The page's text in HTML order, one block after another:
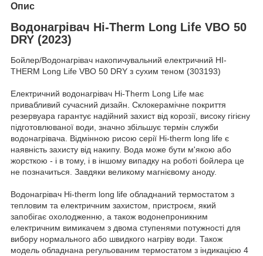
Опис
Водонагрівач Hi-Therm Long Life VBO 50
DRY (2023)
Бойлер/Водонагрівач накопичувальний електричний HI-
THERM Long Life VBO 50 DRY з сухим теном (303193)
Електричний водонагрівач Hi-Therm Long Life має
привабливий сучасний дизайн. Склокерамічне покриття
резервуара гарантує надійний захист від корозії, високу гігієну
підготовлюваної води, значно збільшує термін служби
водонагрівача. Відмінною рисою серії Hi-therm long life є
наявність захисту від накипу. Вода може бути м'якою або
жорсткою - і в тому, і в іншому випадку на роботі бойлера це
не позначиться. Завдяки великому магнієвому аноду.
Водонагрівач Hi-therm long life обладнаний термостатом з
тепловим та електричним захистом, пристроєм, який
запобігає охолодженню, а також водонепроникним
електричним вимикачем з двома ступенями потужності для
вибору нормального або швидкого нагріву води. Також
модель обладнана регульованим термостатом з індикацією 4